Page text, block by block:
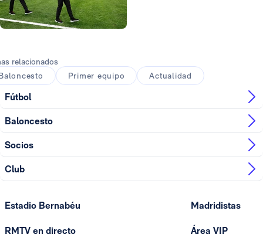
relacionados
Primer equipo Actualidad
Fútbol
Baloncesto
Socios
Club
Estadio Bernabéu
RMTV en directo
Madridistas
Área VIP